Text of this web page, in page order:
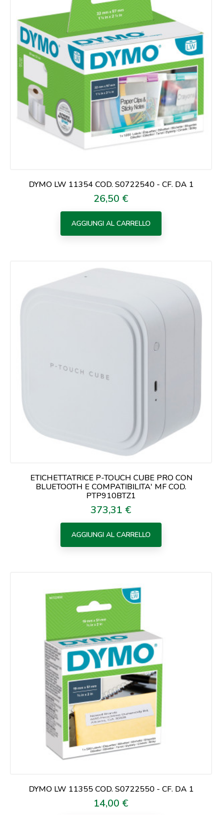
DYMO LW 11354 COD. S0722540 - CF. DA 1
Prezzo
26,50 €
AGGIUNGI AL CARRELLO
ETICHETTATRICE P-TOUCH CUBE PRO CON
BLUETOOTH E COMPATIBILITA' MF COD.
PTP910BTZ1
Prezzo
373,31 €
AGGIUNGI AL CARRELLO
DYMO LW 11355 COD. S0722550 - CF. DA 1
Prezzo
14,00 €